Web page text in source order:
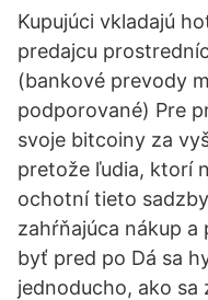
Kupujúci vkladajú
predajcu
(bankové prevody
podporované) Pre
svoje bitcoiny za
pretože ľudia, ktorí
ochotní tieto
zahŕňajúca nákup a
byť pred po Dá sa
jednoducho, ako sa